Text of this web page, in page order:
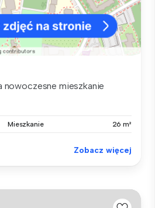
nowoczesne mieszkanie
Mieszkanie 26 m²
Zobacz więcej